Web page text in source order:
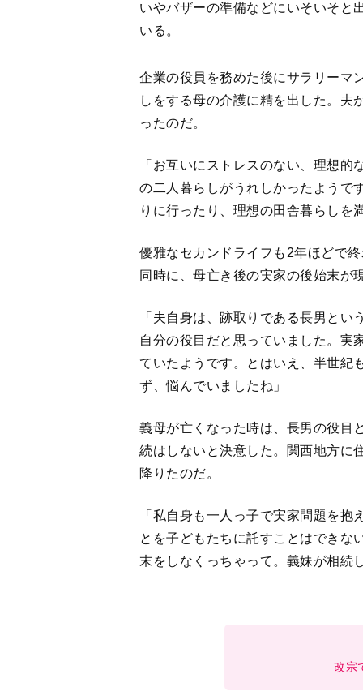
いやバザーの準備などにいそいそと
いる。
企業の役員を務めた後にサラリーマ
しをする母の介護に精を出した。夫
ったのだ。
「お互いにストレスのない、理想
の二人暮らしがうれしかったようで
りに行ったり、理想の田舎暮らしを
優雅なセカンドライフも2年ほどで
同時に、母亡き後の実家の後始末が
「夫自身は、跡取りである長男と
自分の役目だと思っていました。実
ていたようです。とはいえ、半世紀
ず、悩んでいましたね」
義母が亡くなった時は、長男の役目
続はしないと決意した。関西地方に
降りたのだ。
「私自身も一人っ子で実家問題を
とを子どもたちに託すことはできな
末をしなくっちゃって。義妹が相続
改宗